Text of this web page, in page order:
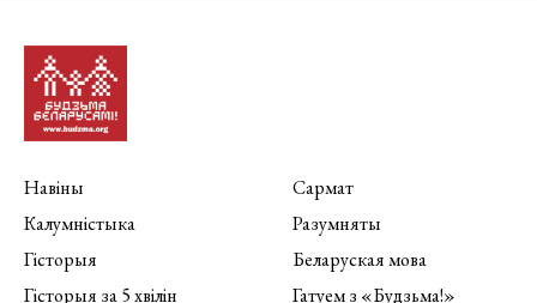
Навіны
Калумністыка
Гісторыя
Гісторыя за 5 хвілін
Сармат
Разумняты
Беларуская мова
Гатуем з «Будзьма!»